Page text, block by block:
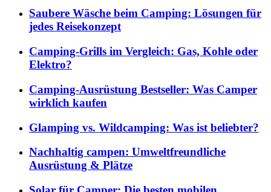
Saubere Wäsche beim Camping: Lösungen für
jedes Reisekonzept
Camping-Grills im Vergleich: Gas, Kohle oder
Elektro?
Camping-Ausrüstung Bestseller: Was Camper
wirklich kaufen
Glamping vs. Wildcamping: Was ist beliebter?
Nachhaltig campen: Umweltfreundliche
Ausrüstung & Plätze